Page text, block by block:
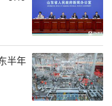
展”最出圈的作品之一
半年